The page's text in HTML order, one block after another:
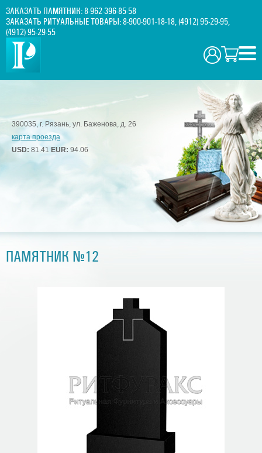
ЗАКАЗАТЬ ПАМЯТНИК:8-962-396-85-58
ЗАКАЗАТЬ РИТУАЛЬНЫЕ ТОВАРЫ:8-900-901-18-18,(4912) 95-29-95,
(4912) 95-29-55
390035, г. Рязань, ул. Баженова, д. 26
карта проезда
USD: 81.41 EUR: 94.06
ПАМЯТНИК №12